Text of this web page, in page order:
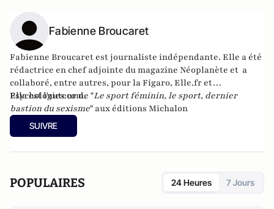
Fabienne Broucaret
Fabienne Broucaret est journaliste indépendante. Elle a été
rédactrice en chef adjointe du magazine Néoplanète et a
collaboré, entre autres, pour la Figaro, Elle.fr et
Psychologies.com.
Elle est l'auteur de "Le sport féminin, le sport, dernier
bastion du sexisme" aux éditions Michalon
SUIVRE
POPULAIRES 24 Heures 7 Jours